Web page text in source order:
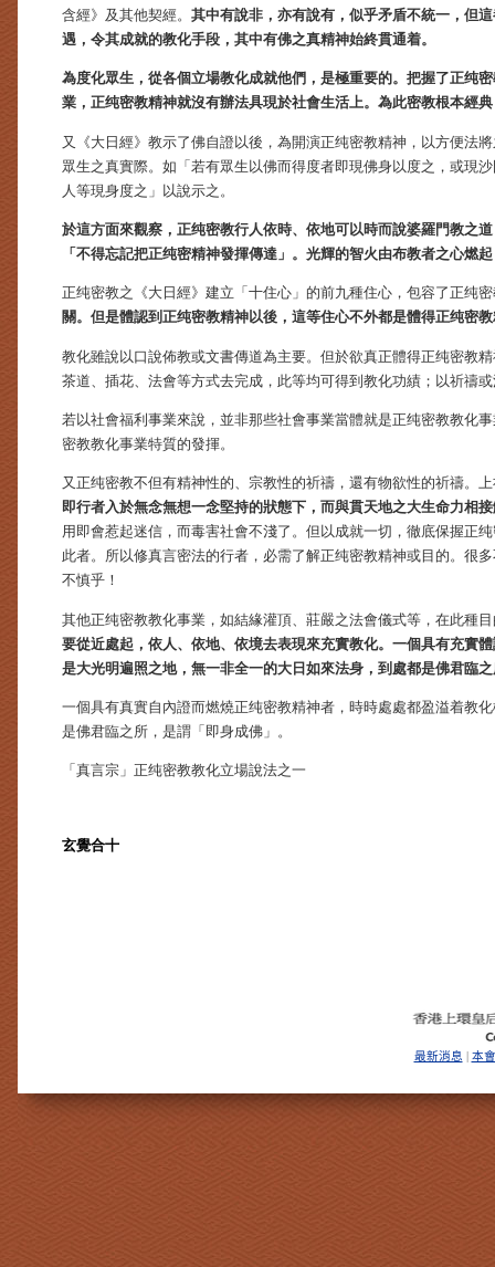
含經》及其他契經。 其中有說非，亦有說有，似乎矛盾不統一，但
遇，令其成就的教化手段，其中有佛之真精神始終貫通着。
為度化眾生，從各個立場教化成就他們，是極重要的。把握了正纯
業，正纯密教精神就沒有辦法具現於社會生活上。為此密教根本經
又《大日經》教示了佛自證以後，為開演正纯密教精神，以方便法
眾生之真實際。如「若有眾生以佛而得度者即現佛身以度之，或現
人等現身度之」以說示之。
於這方面來觀察，正纯密教行人依時、依地可以時而說婆羅門教之
「不得忘記把正纯密精神發揮傳達」。光輝的智火由布教者之心燃
正纯密教之《大日經》建立「十住心」的前九種住心，包容了正纯
關。但是體認到正纯密教精神以後，這等住心不外都是體得正纯密
教化雖說以口說佈教或文書傳道為主要。但於欲真正體得正纯密教
茶道、插花、法會等方式去完成，此等均可得到教化功績；以祈禱
若以社會福利事業來說，並非那些社會事業當體就是正纯密教教化
密教教化事業特質的發揮。
又正纯密教不但有精神性的、宗教性的祈禱，還有物欲性的祈禱。
即行者入於無念無想一念堅持的狀態下，而與貫天地之大生命力相
用即會惹起迷信，而毒害社會不淺了。但以成就一切，徹底保握正
此者。所以修真言密法的行者，必需了解正纯密教精神或目的。很
不慎乎！
其他正纯密教教化事業，如結緣灌頂、莊嚴之法會儀式等，在此種
要從近處起，依人、依地、依境去表現來充實教化。一個具有充實
是大光明遍照之地，無一非全一的大日如來法身，到處都是佛君臨
一個具有真實自內證而燃燒正纯密教精神者，時時處處都盈溢着教
是佛君臨之所，是謂「即身成佛」。
「真言宗」正纯密教教化立場說法之一
玄覺合十
最新消息 本